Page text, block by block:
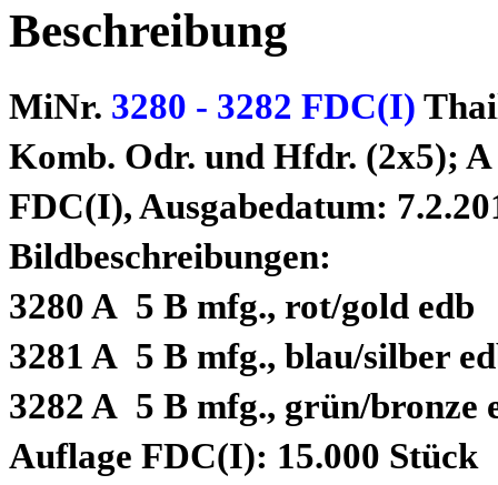
Beschreibung
MiNr. 3280 - 3282 FDC(I)
Komb. Odr. und Hfdr. (2x5); A
FDC(I), Ausgabedatum:
Bildbeschreibungen:
3280 A 5 B mfg., rot/gold edb
3281 A 5 B mfg., blau/silber
3282 A 5 B mfg., grün/bronze
Auflage FDC(I): 15.000 Stück